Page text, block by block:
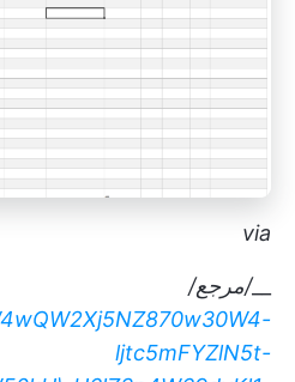
via
__/مرجع/
ljtc5mFYZlN5t-